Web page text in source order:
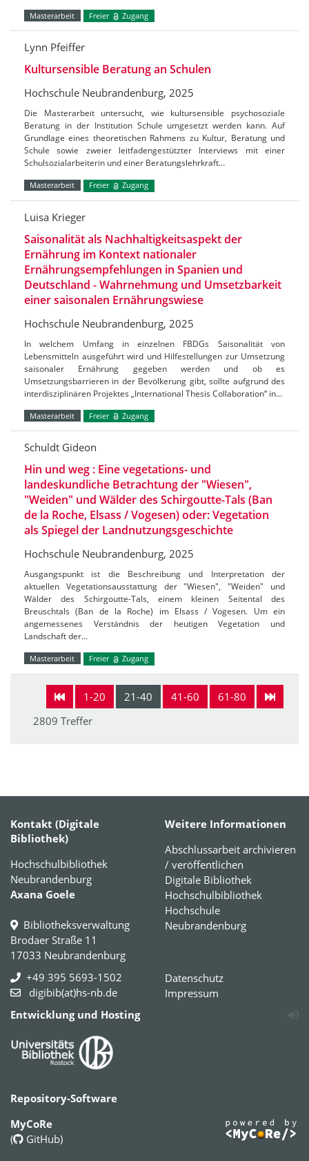
Masterarbeit Freier Zugang
Lynn Pfeiffer
Kultursensible Beratung an Schulen
Hochschule Neubrandenburg, 2025
Die Masterarbeit untersucht, wie kultursensible psychosoziale
Beratung in der Institution Schule umgesetzt werden kann. Auf
Grundlage eines theoretischen Rahmens zu Kultur, Beratung und
Schule sowie zweier leitfadengestützter Interviews mit einer
Schulsozialarbeiterin und einer Beratungslehrkraft…
Masterarbeit Freier Zugang
Luisa Krieger
Saisonalität als Nachhaltigkeitsaspekt der
Ernährung im Kontext nationaler
Ernährungsempfehlungen in Spanien und
Deutschland - Wahrnehmung und Umsetzbarkeit
einer saisonalen Ernährungswiese
Hochschule Neubrandenburg, 2025
In welchem Umfang in einzelnen FBDGs Saisonalität von
Lebensmitteln ausgeführt wird und Hilfestellungen zur Umsetzung
saisonaler Ernährung gegeben werden und ob es
Umsetzungsbarrieren in der Bevölkerung gibt, sollte aufgrund des
interdisziplinären Projektes „International Thesis Collaboration“ in…
Masterarbeit Freier Zugang
Schuldt Gideon
Hin und weg : Eine vegetations- und
landeskundliche Betrachtung der "Wiesen",
"Weiden" und Wälder des Schirgoutte-Tals (Ban
de la Roche, Elsass / Vogesen) oder: Vegetation
als Spiegel der Landnutzungsgeschichte
Hochschule Neubrandenburg, 2025
Ausgangspunkt ist die Beschreibung und Interpretation der
aktuellen Vegetationsausstattung der "Wiesen", "Weiden" und
Wälder des Schirgoutte-Tals, einem kleinen Seitental des
Breuschtals (Ban de la Roche) im Elsass / Vogesen. Um ein
angemessenes Verständnis der heutigen Vegetation und
Landschaft der…
Masterarbeit Freier Zugang
1-20 21-40 41-60
61-80
2809 Treffer
Kontakt (Digitale
Bibliothek)
Hochschulbibliothek
Neubrandenburg
Axana Goele
Bibliotheksverwaltung
Brodaer Straße 11
17033 Neubrandenburg
+49 395 5693-1502
digibib(at)hs-nb.de
Weitere Informationen
Abschlussarbeit archivieren
/ veröffentlichen
Digitale Bibliothek
Hochschulbibliothek
Hochschule
Neubrandenburg
Datenschutz
Impressum
Entwicklung und Hosting
Repository-Software
MyCoRe
(
GitHub)